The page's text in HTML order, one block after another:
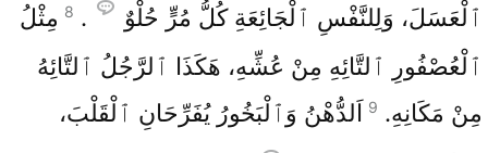
ٱلْعَسَلَ، وَلِلنَّفْسِ ٱلْجَائِعَةِ كُلُّ مُرٍّ حُلْوٌ
.
8 مِثْلُ
ٱلْعُصْفُورِ ٱلتَّائِهِ مِنْ عُشِّهِ، هَكَذَا ٱلرَّجُلُ ٱلتَّائِهُ
مِنْ مَكَانِهِ. 9 اَلدُّهْنُ وَٱلْبَخُورُ يُفَرِّحَانِ ٱلْقَلْبَ،